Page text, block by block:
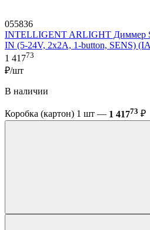
055836
INTELLIGENT ARLIGHT Диммер
IN (5-24V, 2x2A, 1-button, SENS)
1 41773
₽/шт
В наличии
Коробка (картон) 1 шт — 1 41773 ₽